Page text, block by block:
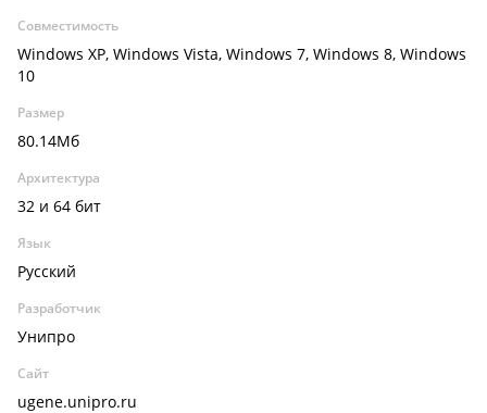
Совместимость
Windows XP, Windows Vista, Windows 7, Windows 8, Windows
10
Размер
80.14Мб
Архитектура
32 и 64 бит
Язык
Русский
Разработчик
Унипро
Сайт
ugene.unipro.ru